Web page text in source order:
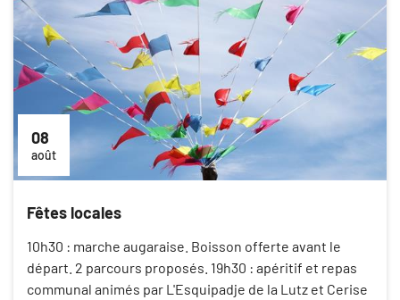
08
août
Fêtes locales
10h30 : marche augaraise. Boisson offerte avant le
départ. 2 parcours proposés. 19h30 : apéritif et repas
communal animés par L'Esquipadje de la Lutz et Cerise